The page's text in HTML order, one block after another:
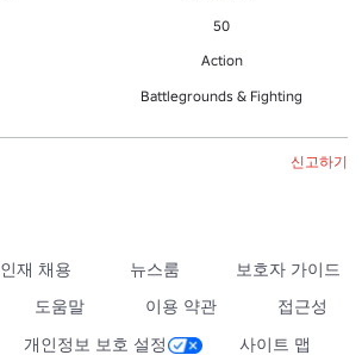
50
Action
Battlegrounds & Fighting
신고하기
인재 채용 뉴스룸
보호자 가이드
도움말 이용 약관
접근성
개인정보 보호 설정 사이트 맵